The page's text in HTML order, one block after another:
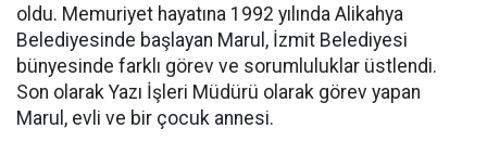
oldu. Memuriyet hayatına 1992 yılında Alikahya
Belediyesinde başlayan Marul, İzmit Belediyesi
bünyesinde farklı görev ve sorumluluklar üstlendi.
Son olarak Yazı İşleri Müdürü olarak görev yapan
Marul, evli ve bir çocuk annesi.